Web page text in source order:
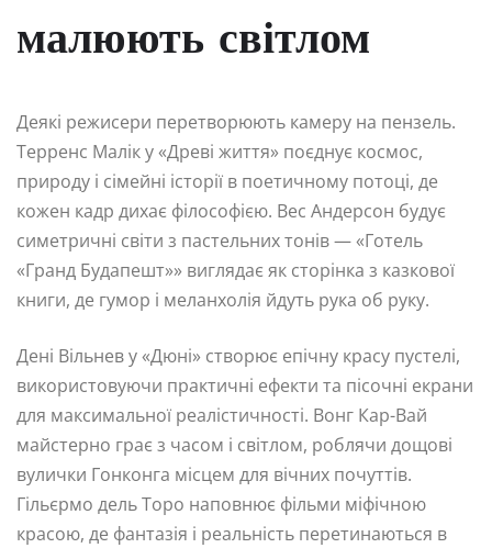
малюють світлом
Деякі режисери перетворюють камеру на пензель.
Терренс Малік у «Древі життя» поєднує космос,
природу і сімейні історії в поетичному потоці, де
кожен кадр дихає філософією. Вес Андерсон будує
симетричні світи з пастельних тонів — «Готель
«Гранд Будапешт»» виглядає як сторінка з казкової
книги, де гумор і меланхолія йдуть рука об руку.
Дені Вільнев у «Дюні» створює епічну красу пустелі,
використовуючи практичні ефекти та пісочні екрани
для максимальної реалістичності. Вонг Кар-Вай
майстерно грає з часом і світлом, роблячи дощові
вулички Гонконга місцем для вічних почуттів.
Гільєрмо дель Торо наповнює фільми міфічною
красою, де фантазія і реальність перетинаються в